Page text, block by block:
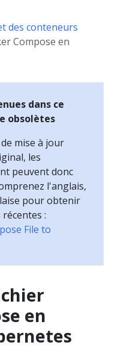
des conteneurs
Compose en
dans ce
obsolètes
mise à jour
les
peuvent donc
l'anglais,
pour obtenir
:
File to
en